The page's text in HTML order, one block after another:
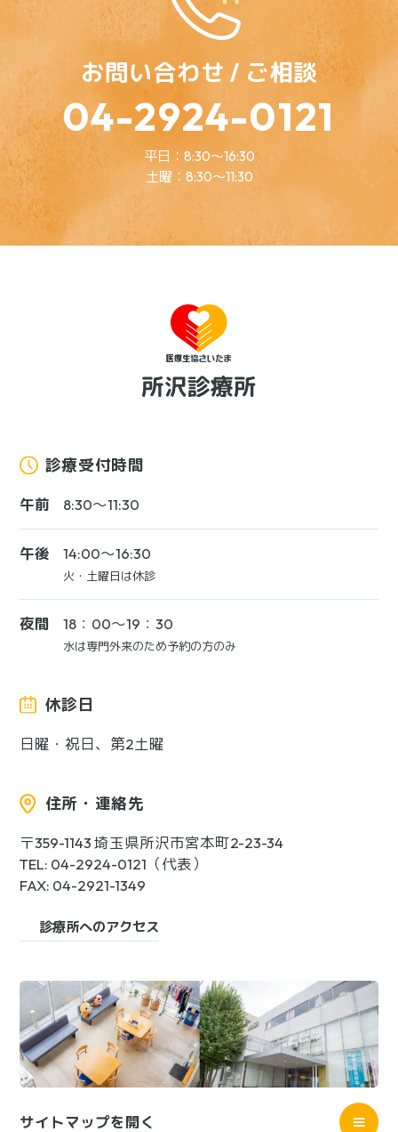
お問い合わせ / ご相談
04-2924-0121
平日：8:30～16:30
土曜：8:30～11:30
診療受付時間
午前 8:30～11:30
午後 14:00〜16:30
火・土曜日は休診
夜間 18：00～19：30
水は専門外来のため予約の方のみ
休診日
日曜・祝日、第2土曜
住所・連絡先
〒359-1143 埼玉県所沢市宮本町2-23-34
TEL: 04-2924-0121（代表）
FAX: 04-2921-1349
診療所へのアクセス
サイトマップを開く